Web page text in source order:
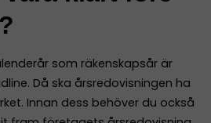
som räkenskapsår är
Då ska årsredovisningen ha
Innan dess behöver du också